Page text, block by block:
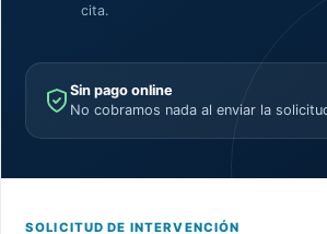
cita.
Sin pago online
No cobramos nada al enviar la
SOLICITUD DE INTERVENCIÓN